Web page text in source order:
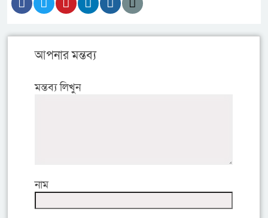
আপনার মন্তব্য
মন্তব্য লিখুন
নাম